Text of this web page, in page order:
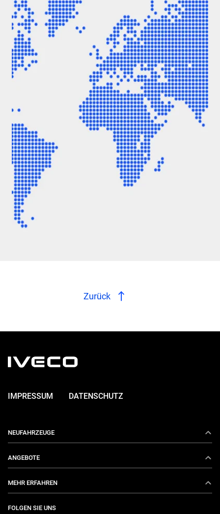
Zurück
IMPRESSUM DATENSCHUTZ
NEUFAHRZEUGE
Daily
ANGEBOTE
Aktionen
MEHR ERFAHREN
Über uns
FOLGEN SIE UNS